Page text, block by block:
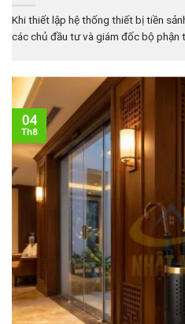
Khi thiết lập hệ thống thiết bị tiền
các chủ đầu tư và giám đốc bộ phận
04
Th8